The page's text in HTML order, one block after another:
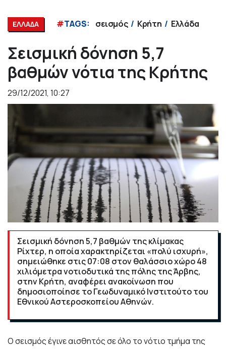
ΕΛΛΑΔΑ #TAGS: σεισμός Κρήτη Ελλάδα
Σεισμική δόνηση 5,7
βαθμών νότια της Κρήτης
29/12/2021, 10:27
Σεισμική δόνηση 5,7 βαθμών της κλίμακας
Ρίχτερ, η οποία χαρακτηρίζεται «πολύ ισχυρή»,
σημειώθηκε στις 07:08 στον θαλάσσιο χώρο 48
χιλιόμετρα νοτιοδυτικά της πόλης της Άρβης,
στην Κρήτη, αναφέρει ανακοίνωση που
δημοσιοποίησε το Γεωδυναμικό Ινστιτούτο του
Εθνικού Αστεροσκοπείου Αθηνών.
Ο σεισμός έγινε αισθητός σε όλο το νότιο τμήμα της